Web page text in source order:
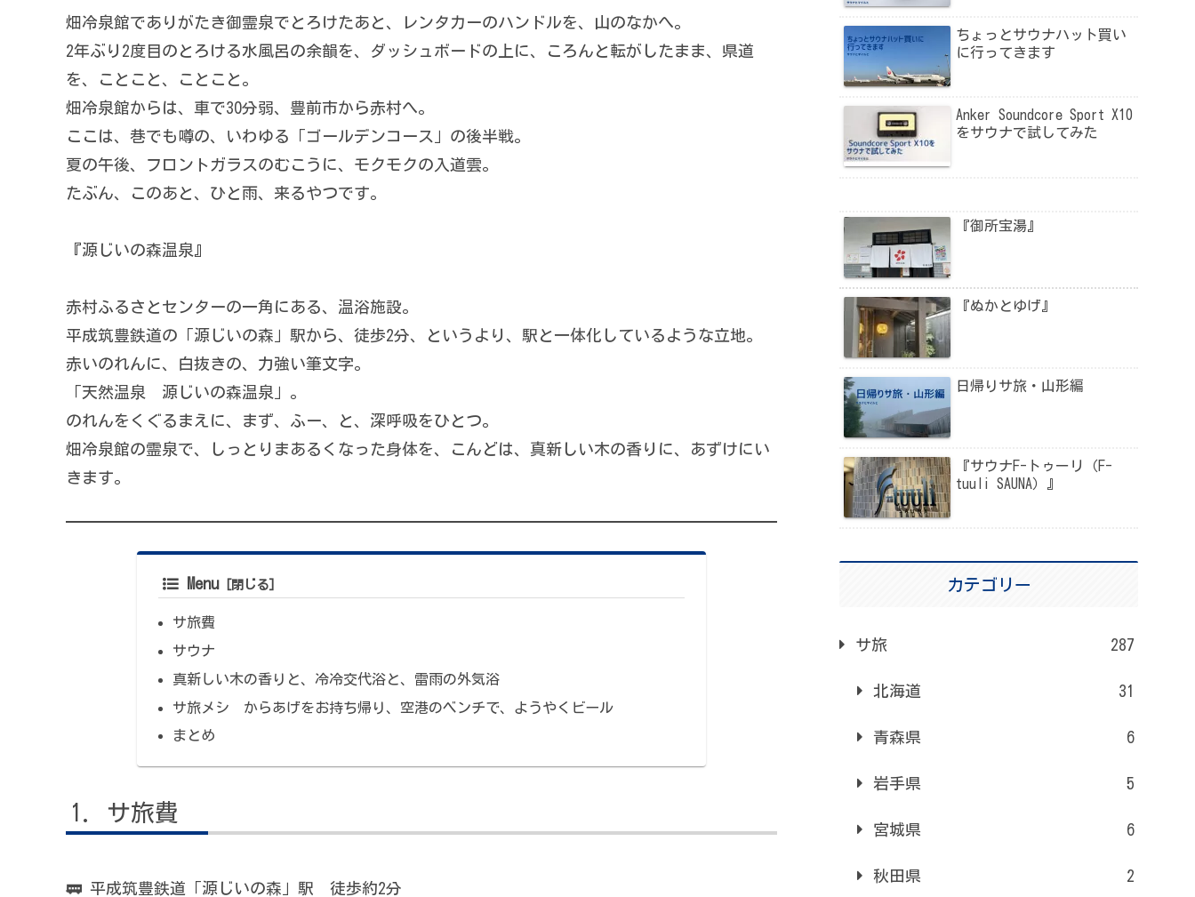
畑冷泉館でありがたき御霊泉でとろけたあと、レンタカーのハンドルを、山のなかへ。
2年ぶり2度目のとろける水風呂の余韻を、ダッシュボードの上に、ころんと転がしたまま、県道
を、ことこと、ことこと。
畑冷泉館からは、車で30分弱、豊前市から赤村へ。
ここは、巷でも噂の、いわゆる「ゴールデンコース」の後半戦。
夏の午後、フロントガラスのむこうに、モクモクの入道雲。
たぶん、このあと、ひと雨、来るやつです。
『源じいの森温泉』
赤村ふるさとセンターの一角にある、温浴施設。
平成筑豊鉄道の「源じいの森」駅から、徒歩2分、というより、駅と一体化しているような立地。
赤いのれんに、白抜きの、力強い筆文字。
「天然温泉 源じいの森温泉」。
のれんをくぐるまえに、まず、ふー、と、深呼吸をひとつ。
畑冷泉館の霊泉で、しっとりまあるくなった身体を、こんどは、真新しい木の香りに、あずけにい
きます。
Menu
サ旅費
サウナ
真新しい木の香りと、冷冷交代浴と、雷雨の外気浴
サ旅メシ からあげをお持ち帰り、空港のベンチで、ようやくビール
まとめ
サ旅費
🚃 平成筑豊鉄道「源じいの森」駅 徒歩約2分
ちょっとサウナハット買い
に行ってきます
Anker Soundcore Sport X10
をサウナで試してみた
『御所宝湯』
『ぬかとゆげ』
日帰りサ旅・山形編
『サウナF-トゥーリ（F-
tuuli SAUNA）』
カテゴリー
サ旅 287
北海道 31
青森県 6
岩手県 5
宮城県 6
秋田県 2